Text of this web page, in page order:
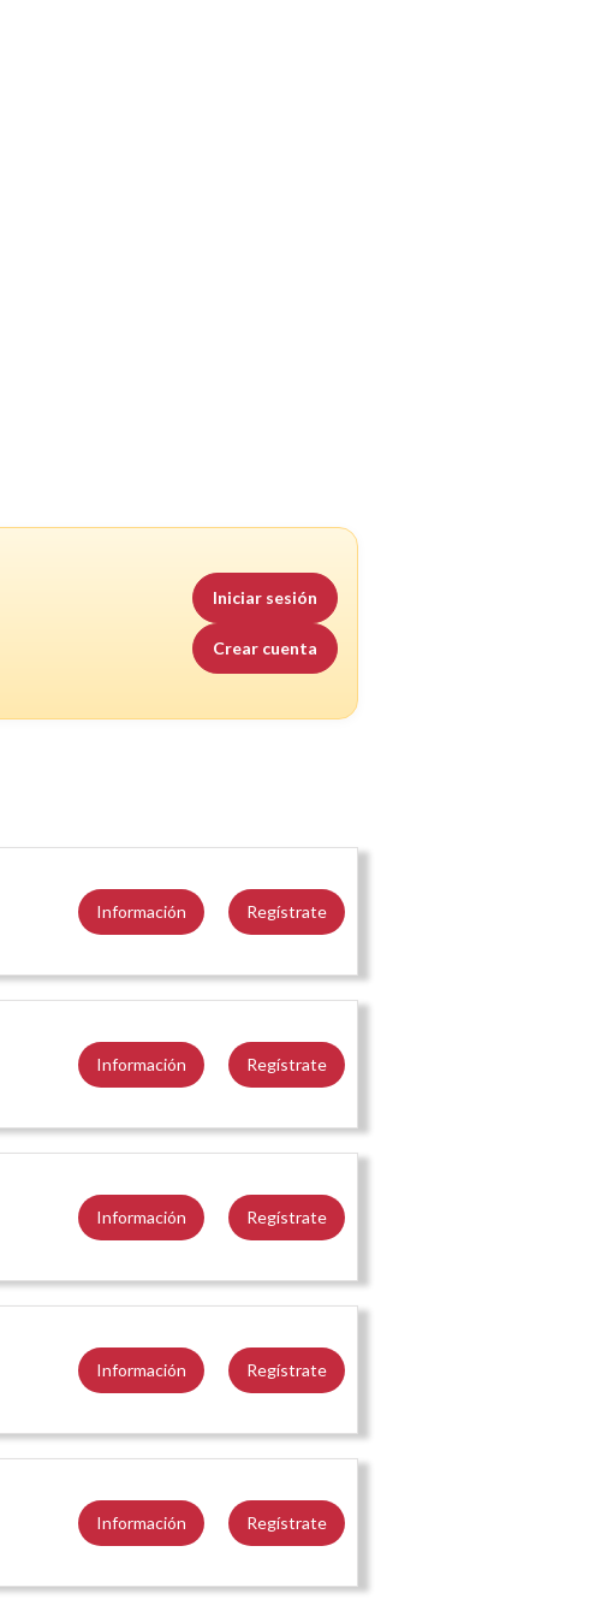
Iniciar sesión
Crear cuenta
Información Regístrate
Información Regístrate
Información Regístrate
Información Regístrate
Información Regístrate